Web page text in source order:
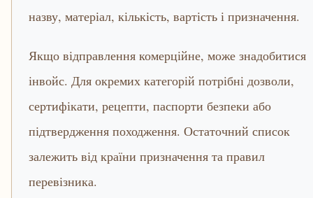
назву, матеріал, кількість, вартість і призначення.
Якщо відправлення комерційне, може знадобитися
інвойс. Для окремих категорій потрібні дозволи,
сертифікати, рецепти, паспорти безпеки або
підтвердження походження. Остаточний список
залежить від країни призначення та правил
перевізника.